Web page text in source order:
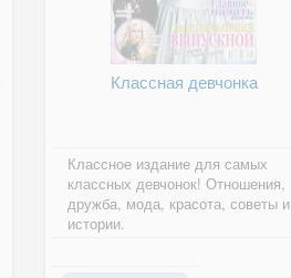
Классная девчонка
Классное издание для самых
классных девчонок! Отношения,
дружба, мода, красота, советы и
истории.